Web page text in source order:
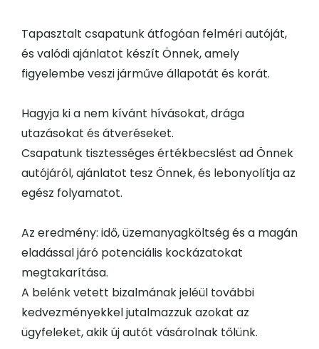
Tapasztalt csapatunk átfogóan felméri autóját,
és valódi ajánlatot készít Önnek, amely
figyelembe veszi járműve állapotát és korát.
Hagyja ki a nem kívánt hívásokat, drága
utazásokat és átveréseket.
Csapatunk tisztességes értékbecslést ad Önnek
autójáról, ajánlatot tesz Önnek, és lebonyolítja az
egész folyamatot.
Az eredmény: idő, üzemanyagköltség és a magán
eladással járó potenciális kockázatokat
megtakarítása.
A belénk vetett bizalmának jeléül további
kedvezményekkel jutalmazzuk azokat az
ügyfeleket, akik új autót vásárolnak tőlünk.